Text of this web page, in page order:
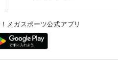
メガスポーツ公式アプリ